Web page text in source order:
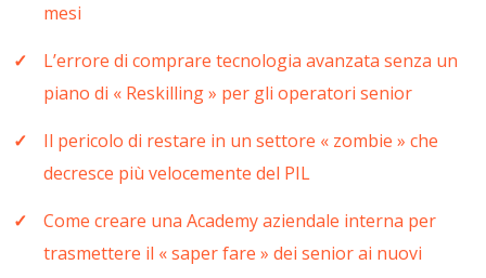
mesi
L’errore di comprare tecnologia avanzata senza un
piano di « Reskilling » per gli operatori senior
Il pericolo di restare in un settore « zombie » che
decresce più velocemente del PIL
Come creare una Academy aziendale interna per
trasmettere il « saper fare » dei senior ai nuovi